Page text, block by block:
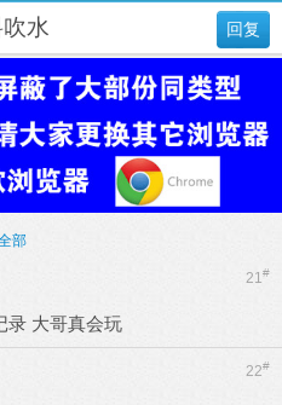
回复
水
部
21#
录 大哥真会玩
22#